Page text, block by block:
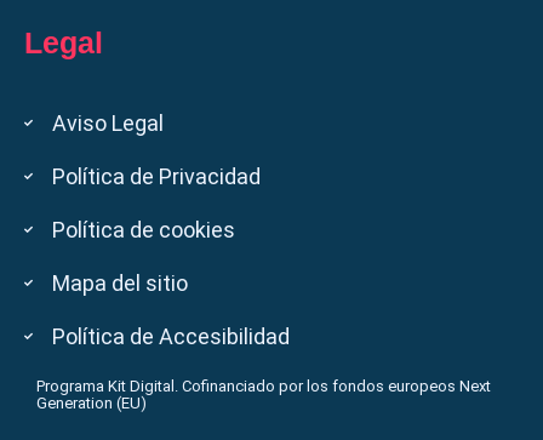
Legal
Aviso Legal
Política de Privacidad
Política de cookies
Mapa del sitio
Política de Accesibilidad
Programa Kit Digital. Cofinanciado por los fondos europeos Next
Generation (EU)